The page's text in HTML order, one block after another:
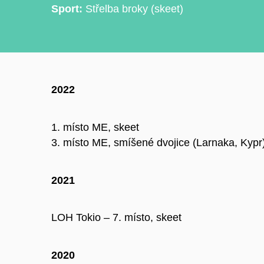
Sport: Střelba broky (skeet)
2022
1. místo ME, skeet
3. místo ME, smíšené dvojice (Larnaka,
2021
LOH Tokio –⁠ 7. místo, skeet
2020